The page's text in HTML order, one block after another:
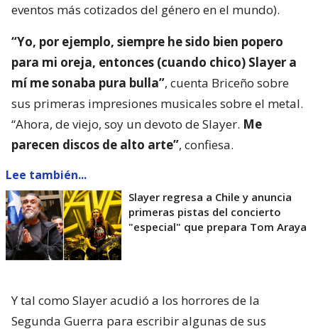
eventos más cotizados del género en el mundo).
“Yo, por ejemplo, siempre he sido bien popero
para mi oreja, entonces (cuando chico) Slayer a
mí me sonaba pura bulla”, cuenta Briceño sobre
sus primeras impresiones musicales sobre el metal.
“Ahora, de viejo, soy un devoto de Slayer. Me
parecen discos de alto arte”, confiesa.
Lee también...
Slayer regresa a Chile y anuncia
primeras pistas del concierto
"especial" que prepara Tom Araya
Y tal como Slayer acudió a los horrores de la
Segunda Guerra para escribir algunas de sus